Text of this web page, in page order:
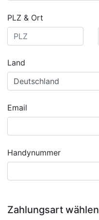
PLZ & Ort
Land
Email
Handynummer
Zahlungsart wählen